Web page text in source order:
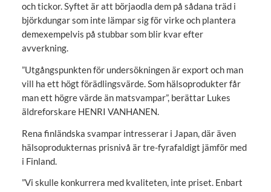
och tickor. Syftet är att börjaodla dem på sådana träd i
björkdungar som inte lämpar sig för virke och plantera
demexempelvis på stubbar som blir kvar efter
avverkning.
”Utgångspunkten för undersökningen är export och man
vill ha ett högt förädlingsvärde. Som hälsoprodukter får
man ett högre värde än matsvampar”, berättar Lukes
äldreforskare HENRI VANHANEN.
Rena finländska svampar intresserar i Japan, där även
hälsoprodukternas prisnivå är tre-fyrafaldigt jämför med
i Finland.
”Vi skulle konkurrera med kvaliteten, inte priset. Enbart